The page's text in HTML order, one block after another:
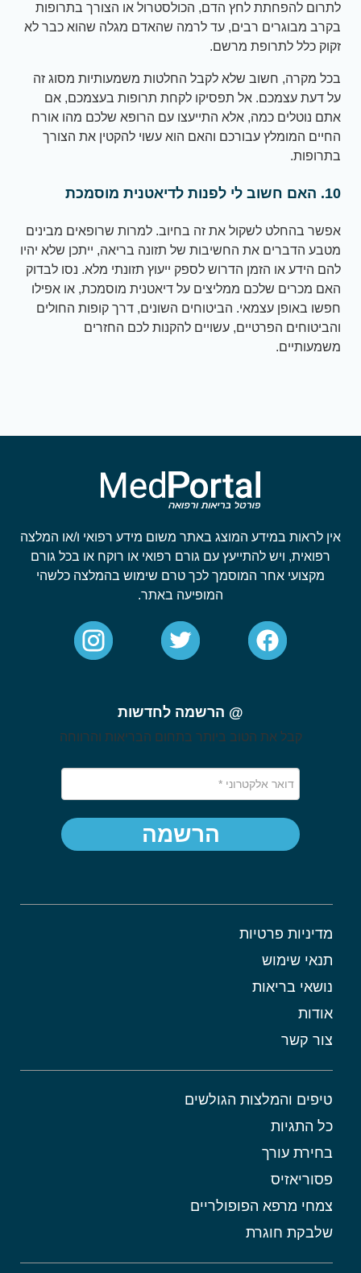
לתרום להפחתת לחץ הדם, הכולסטרול או הצורך בתרופות
בקרב מבוגרים רבים, עד לרמה שהאדם מגלה שהוא כבר לא
זקוק כלל לתרופת מרשם.
בכל מקרה, חשוב שלא לקבל החלטות משמעותיות מסוג זה
על דעת עצמכם. אל תפסיקו לקחת תרופות בעצמכם, אם
אתם נוטלים כמה, אלא התייעצו עם הרופא שלכם מהו אורח
החיים המומלץ עבורכם והאם הוא עשוי להקטין את הצורך
בתרופות.
10. האם חשוב לי לפנות לדיאטנית מוסמכת
אפשר בהחלט לשקול את זה בחיוב. למרות שרופאים מבינים
מטבע הדברים את החשיבות של תזונה בריאה, ייתכן שלא יהיו
להם הידע או הזמן הדרוש לספק ייעוץ תזונתי מלא. נסו לבדוק
האם מכרים שלכם ממליצים על דיאטנית מוסמכת, או אפילו
חפשו באופן עצמאי. הביטוחים השונים, דרך קופות החולים
והביטוחים הפרטיים, עשויים להקנות לכם החזרים
משמעותיים.
אין לראות במידע המוצג באתר משום מידע רפואי ו/או המלצה
רפואית, ויש להתייעץ עם גורם רפואי או רוקח או בכל גורם
מקצועי אחר המוסמך לכך טרם שימוש בהמלצה כלשהי
המופיעה באתר.
מדיניות פרטיות
תנאי שימוש
נושאי בריאות
אודות
צור קשר
טיפים והמלצות הגולשים
כל התגיות
בחירת עורך
פסוריאזיס
צמחי מרפא הפופולריים
שלבקת חוגרת
@ הרשמה לחדשות
קבל את הטוב ביותר בתחום הבריאות והרווחה
הרשמה